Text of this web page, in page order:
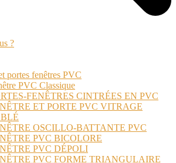
?
portes fenêtres PVC
PVC Classique
FENÊTRES CINTRÉES EN PVC
ET PORTE PVC VITRAGE
OSCILLO-BATTANTE PVC
PVC BICOLORE
PVC DÉPOLI
PVC FORME TRIANGULAIRE